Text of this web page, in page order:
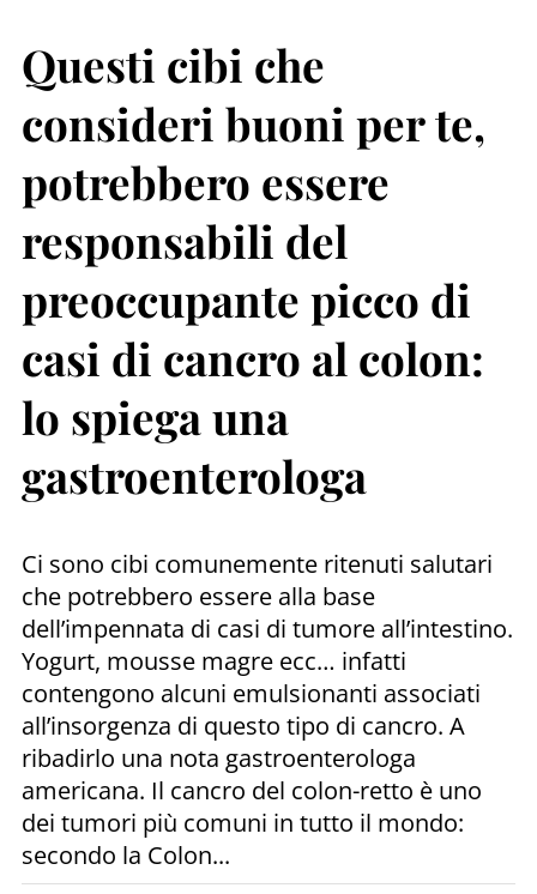
Questi cibi che
consideri buoni per te,
potrebbero essere
responsabili del
preoccupante picco di
casi di cancro al colon:
lo spiega una
gastroenterologa
Ci sono cibi comunemente ritenuti salutari
che potrebbero essere alla base
dell’impennata di casi di tumore all’intestino.
Yogurt, mousse magre ecc… infatti
contengono alcuni emulsionanti associati
all’insorgenza di questo tipo di cancro. A
ribadirlo una nota gastroenterologa
americana. Il cancro del colon-retto è uno
dei tumori più comuni in tutto il mondo:
secondo la Colon...